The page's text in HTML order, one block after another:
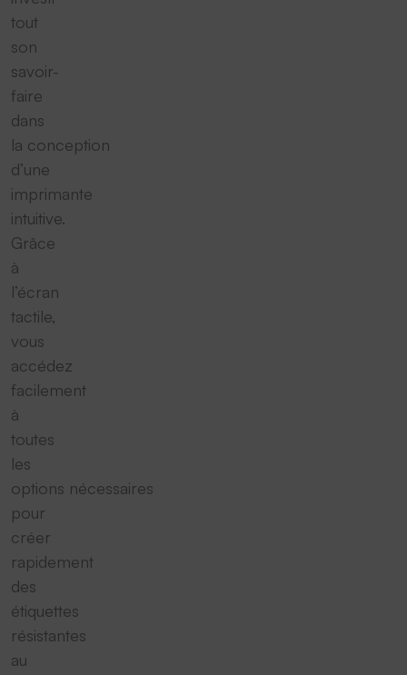
tout
son
savoir-
faire
dans
la conception
d’une
imprimante
intuitive.
Grâce
à
l’écran
tactile,
vous
accédez
facilement
à
toutes
les
options nécessaires
pour
créer
rapidement
des
étiquettes
résistantes
au